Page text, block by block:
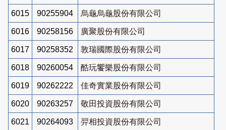
6015 90255904 烏龜烏龜股份有限公司
6016 90258156 廣聚股份有限公司
6017 90258352 敦瑞國際股份有限公司
6018 90260054 酷玩饗樂股份有限公司
6019 90262222 佳奇實業股份有限公司
6020 90263257 敬田投資股份有限公司
6021 90264093 羿相投資股份有限公司